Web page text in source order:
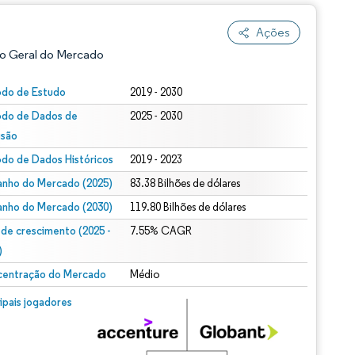
Ações
Geral do Mercado
de Estudo 2019 - 2030
de Dados de
2025 - 2030
de Dados Históricos 2019 - 2023
do Mercado (2025) 83.38 Bilhões de dólares
do Mercado (2030) 119.80 Bilhões de dólares
de crescimento (2025 -
7.55% CAGR
do Mercado Médio
jogadores
© Mordor Intelligence. O reuso requer atribuição conforme CC BY 4.0.
conforme CC BY 4.0.